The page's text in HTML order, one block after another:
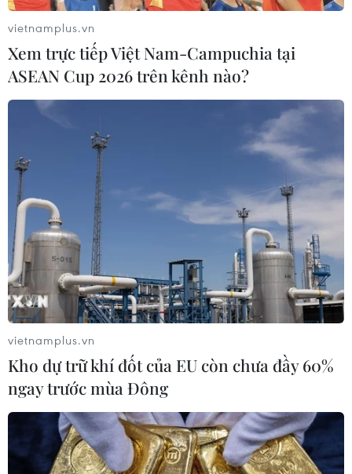
15 năm mở rộng địa giới Hà Nội: Động lực
phát triển Bắc Bộ và cả nước
31/07/2023 09:15
Sau 15 năm mở rộng địa giới hành chính, Hà Nội tăng
trưởng vượt bậc, đô thị phát triển nhanh chóng với nhiều
tòa nhà chọc trời, đường sá mở rộng khang trang, giữ
vai trò là vùng kinh tế trọng điểm.
vietnamplus.vn
Xem trực tiếp Việt Nam-Campuchia tại
ASEAN Cup 2026 trên kênh nào?
vietnamplus.vn
Kho dự trữ khí đốt của EU còn chưa đầy 60%
ngay trước mùa Đông